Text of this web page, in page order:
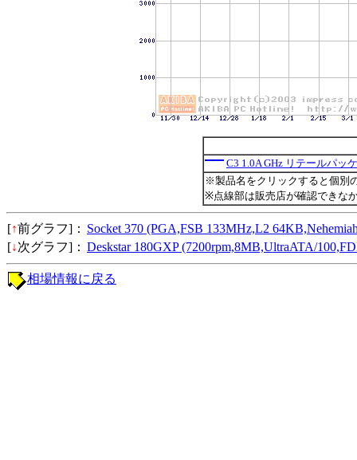
C3 1.0A GHz リテールパッ
※製品名をクリックすると個別
※点線部は販売店が確認できな
[↑前グラフ]： Socket 370 (PGA,FSB 133MHz,L2
[↓次グラフ]： Deskstar 180GXP (7200rpm,8MB,UltraATA/
相場情報に戻る